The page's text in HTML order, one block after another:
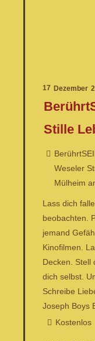
17 Dezember
Stille
Weseler
Mülheim
Lass dich
beobachten.
jemand
Kinofilmen.
Decken. Stell
dich selbst.
Schreibe
Joseph Boys
Kostenlos